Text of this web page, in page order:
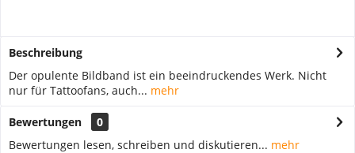
Beschreibung
Der opulente Bildband ist ein beeindruckendes Werk. Nicht
nur für Tattoofans, auch... mehr
Bewertungen
0
Bewertungen lesen, schreiben und diskutieren... mehr